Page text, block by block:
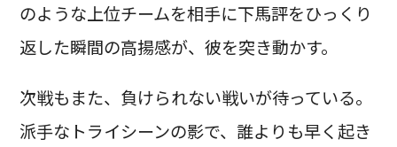
のような上位チームを相手に下馬評をひっくり
返した瞬間の高揚感が、彼を突き動かす。
次戦もまた、負けられない戦いが待っている。
派手なトライシーンの影で、誰よりも早く起き